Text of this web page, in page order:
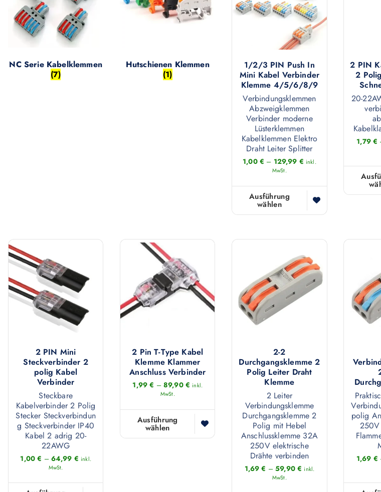
NC Serie Kabelklemmen
(7)
Hutschienen Klemmen
(1)
1/2/3 PIN Push In
Mini Kabel Verbinder
Klemme 4/5/6/8/9
Verbindungsklemmen
Abzweigklemmen
Verbinder moderne
Lüsterklemmen
Kabelklemmen Elektro
Draht Leiter Splitter
1,00 € – 129,99 € inkl.
MwSt.
Ausführung
wählen
D
s
P
o
k
t
w
e
i
s
t
m
e
h
2 PIN
2
20-
1,79€
2 PIN Mini
Steckverbinder 2
polig Kabel
Verbinder
Steckbare
Kabelverbinder 2 Polig
Stecker Steckverbindun
g Steckverbinder IP40
Kabel 2 adrig 20-
22AWG
1,00€ – 64,99 € inkl.
MwSt.
2 Pin T-Type Kabel
Klemme Klammer
Anschluss Verbinder
1,99€ – 89,90 € inkl.
MwSt.
Ausführung
wählen
D
2-2
Durchgangsklemme 2
Polig Leiter Draht
Klemme
2 Leiter
Verbindungsklemme
Durchgangsklemme 2
Polig mit Hebel
Anschlussklemme 32A
250V elektrische
Drähte verbinden
1,69€ –59,90€ inkl.
MwSt.
polig
250V
1,69 €